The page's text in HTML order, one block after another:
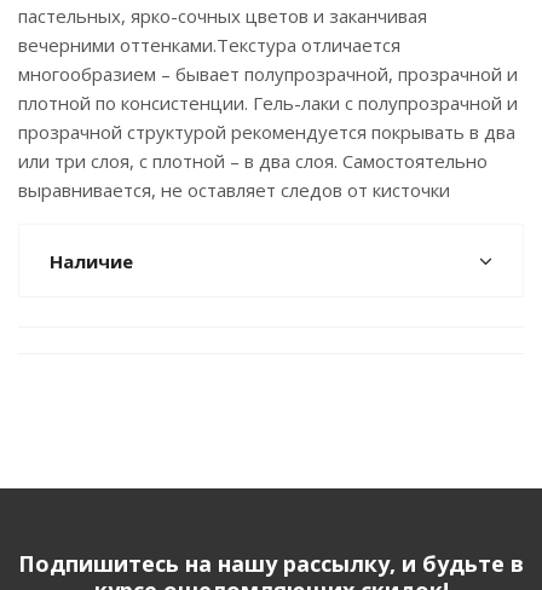
пастельных, ярко-сочных цветов и заканчивая
вечерними оттенками.Текстура отличается
многообразием – бывает полупрозрачной, прозрачной и
плотной по консистенции. Гель-лаки с полупрозрачной и
прозрачной структурой рекомендуется покрывать в два
или три слоя, с плотной – в два слоя. Самостоятельно
выравнивается, не оставляет следов от кисточки
Наличие
Подпишитесь на нашу рассылку, и будьте в